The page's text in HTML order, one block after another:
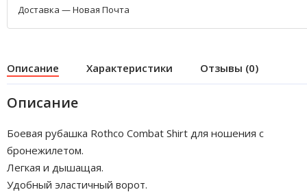
Доставка — Новая Почта
Описание Характеристики Отзывы (0)
Описание
Боевая рубашка Rothco Combat Shirt для ношения с
бронежилетом.
Легкая и дышащая.
Удобный эластичный ворот.